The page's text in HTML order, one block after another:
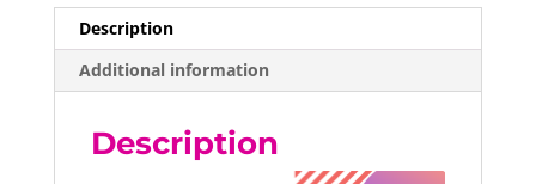
Description
Additional information
Description